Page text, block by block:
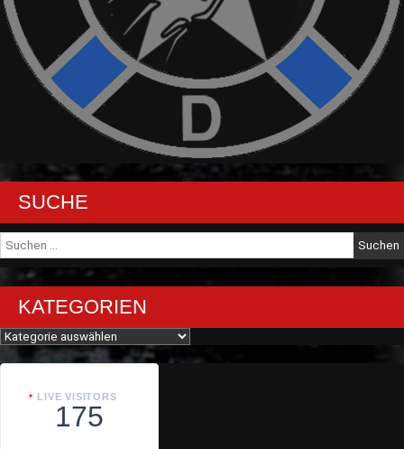
SUCHE
Suche
nach:
KATEGORIEN
Kategorien
LIVE VISITORS
175